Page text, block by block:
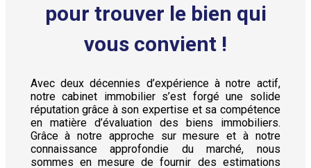
pour trouver le bien qui
vous convient !
Avec deux décennies d’expérience à notre actif,
notre cabinet immobilier s’est forgé une solide
réputation grâce à son expertise et sa compétence
en matière d’évaluation des biens immobiliers.
Grâce à notre approche sur mesure et à notre
connaissance approfondie du marché, nous
sommes en mesure de fournir des estimations